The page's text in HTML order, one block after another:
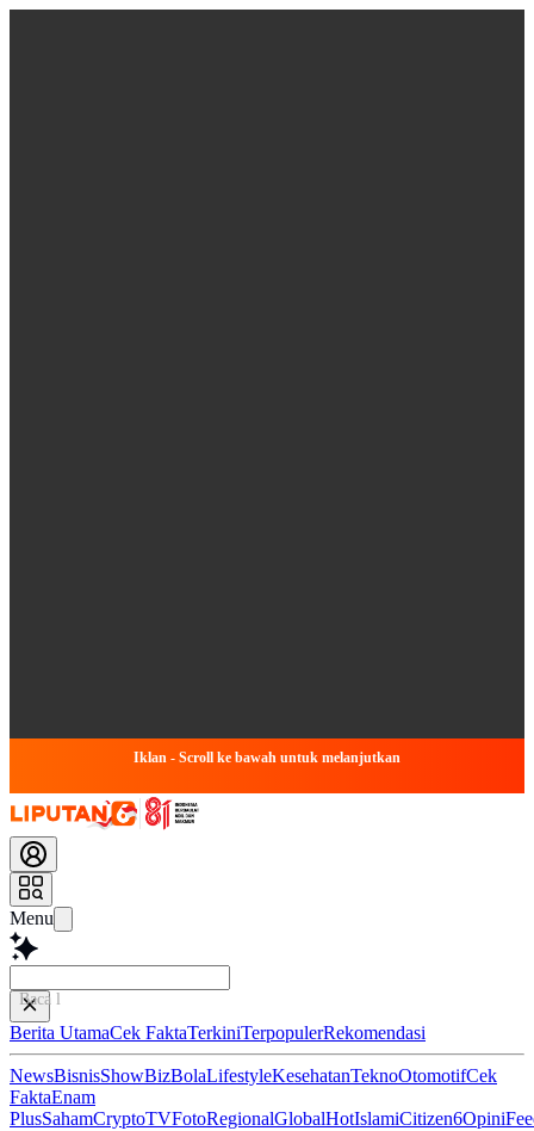
Iklan - Scroll ke bawah untuk melanjutkan
Menu
Baca lebih
Berita UtamaCek FaktaTerkiniTerpopulerRekomendasi
NewsBisnisShowBizBolaLifestyleKesehatanTeknoOtomotifCek
FaktaEnam
PlusSahamCryptoTVFotoRegionalGlobalHotIslamiCitizen6Opini